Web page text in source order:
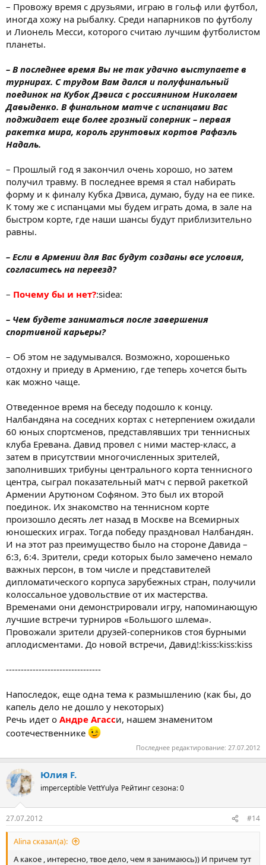
– Провожу время с друзьями, играю в гольф или футбол,
иногда хожу на рыбалку. Среди напарников по футболу
и Лионель Месси, которого считаю лучшим футболистом
планеты.
– В последнее время Вы не так удачно выступаете в
турнирах. С трудом Вам дался и полуфинальный
поединок на Кубок Дэвиса с россиянином Николаем
Давыденко. В финальном матче с испанцами Вас
поджидает еще более грозный соперник – первая
ракетка мира, король грунтовых кортов Рафаэль
Надаль.
– Прошлый год я закончил очень хорошо, но затем
получил травму. В последнее время я стал набирать
форму и к финалу Кубка Дэвиса, думаю, буду на ее пике.
К тому же с испанцами мы будем играть дома, в зале на
быстром корте, где наши шансы будут приблизительно
равны.
– Если в Армении для Вас будут созданы все условия,
согласитесь на переезд?
– Почему бы и нет?:sidea:
– Чем будете заниматься после завершения
спортивной карьеры?
– Об этом не задумывался. Возможно, хорошенько
отдохну и приеду в Армению, где теперь хочется быть
как можно чаще.
Отведенное время на беседу подошло к концу.
Налбандяна на соседних кортах с нетерпением ожидали
60 юных спортсменов, представлявших три теннисных
клуба Еревана. Давид провел с ними мастер-класс, а
затем в присутствии многочисленных зрителей,
заполнивших трибуны центрального корта теннисного
центра, сыграл показательный матч с первой ракеткой
Армении Арутюном Софяном. Это был их второй
поединок. Их знакомство на теннисном корте
произошло десять лет назад в Москве на Всемирных
юношеских играх. Тогда победу праздновал Налбандян.
И на этот раз преимущество было на стороне Давида –
6:3, 6:4. Зрители, среди которых было замечено немало
важных персон, в том числе и представителей
дипломатического корпуса зарубежных стран, получили
колоссальное удовольствие от их мастерства.
Временами они демонстрировали игру, напоминающую
лучшие встречи турниров «Большого шлема».
Провожали зрители друзей-соперников стоя бурными
аплодисментами. До новой встречи, Давид!:kiss:kiss:kiss
--------------------------------
Напоследок, еще одна тема к размышлению (как бы, до
капель дело не дошло у некоторых)
Речь идет о Андре Агасси, нашем знаменитом
соотечественнике
Последнее редактирование: 27.07.2012
Юлия F.
imperceptible VettYulya Рейтинг сезона: 0
27.07.2012 #14
Alina сказал(а):
А какое , интересно, твое дело, чем я занимаюсь)) И причем тут